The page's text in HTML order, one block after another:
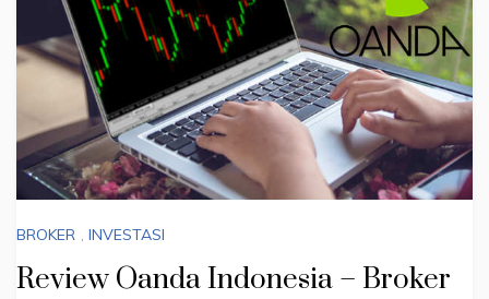
BROKER , INVESTASI
Review Oanda Indonesia – Broker